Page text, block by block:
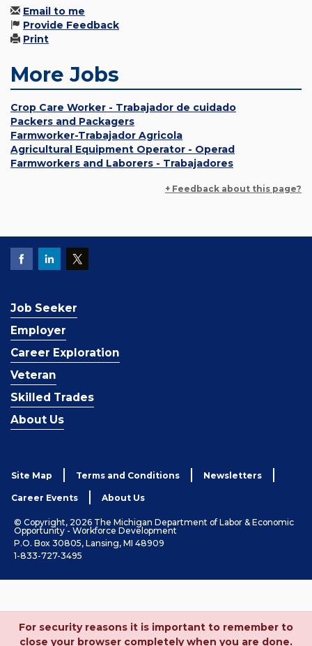
Email to me
Provide Feedback
Print
More Jobs
Crop Care Worker - Trabajador de cuidado
Packers and Packagers
Farmworker-Trabajador Agricola
Agricultural Equipment Operator - Operad
Farmworkers and Laborers - Trabajadores
+ Feedback about this page?
Job Seeker
Employer
Career Exploration
Veteran
Skilled Trades
About Us
Site Map Terms and Conditions Newsletters
Career Events About Us
© Copyright, 2026 The Michigan Department of Labor & Economic
Opportunity - Workforce Development
P.O. Box 30805, Lansing, MI 48909
1-833-727-3495
For security reasons it is important to remember to
close your browser completely when you are done.